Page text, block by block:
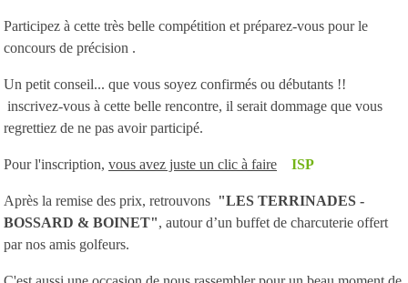
Participez à cette très belle compétition et préparez-vous pour le
concours de précision .
Un petit conseil... que vous soyez confirmés ou débutants !!
inscrivez-vous à cette belle rencontre, il serait dommage que vous
regrettiez de ne pas avoir participé.
Pour l'inscription, vous avez juste un clic à faire ISP
Après la remise des prix, retrouvons "LES TERRINADES -
BOSSARD & BOINET", autour d’un buffet de charcuterie offert
par nos amis golfeurs.